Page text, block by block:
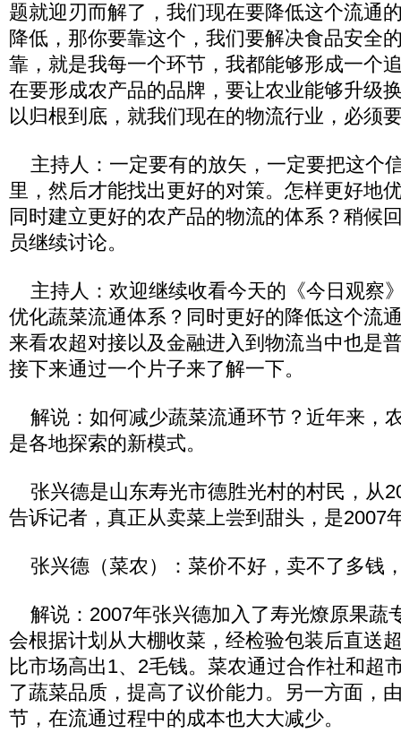
题就迎刃而解了，我们现在要降低这个流通
降低，那你要靠这个，我们要解决食品安全
靠，就是我每一个环节，我都能够形成一个
在要形成农产品的品牌，要让农业能够升级
以归根到底，就我们现在的物流行业，必须
主持人：一定要有的放矢，一定要把这个
里，然后才能找出更好的对策。怎样更好地
同时建立更好的农产品的物流的体系？稍候
员继续讨论。
主持人：欢迎继续收看今天的《今日观察
优化蔬菜流通体系？同时更好的降低这个流
来看农超对接以及金融进入到物流当中也是
接下来通过一个片子来了解一下。
解说：如何减少蔬菜流通环节？近年来，
是各地探索的新模式。
张兴德是山东寿光市德胜光村的村民，从
告诉记者，真正从卖菜上尝到甜头，是2007
张兴德（菜农）：菜价不好，卖不了多钱
解说：2007年张兴德加入了寿光燎原果蔬
会根据计划从大棚收菜，经检验包装后直送
比市场高出1、2毛钱。菜农通过合作社和超
了蔬菜品质，提高了议价能力。另一方面，
节，在流通过程中的成本也大大减少。